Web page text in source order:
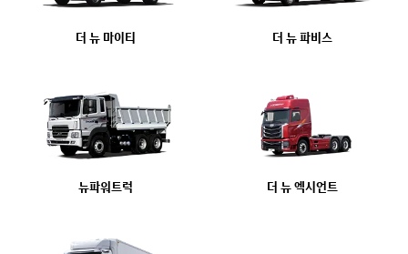
더 뉴 마이티 더 뉴 파비스
뉴파워트럭 더 뉴 엑시언트